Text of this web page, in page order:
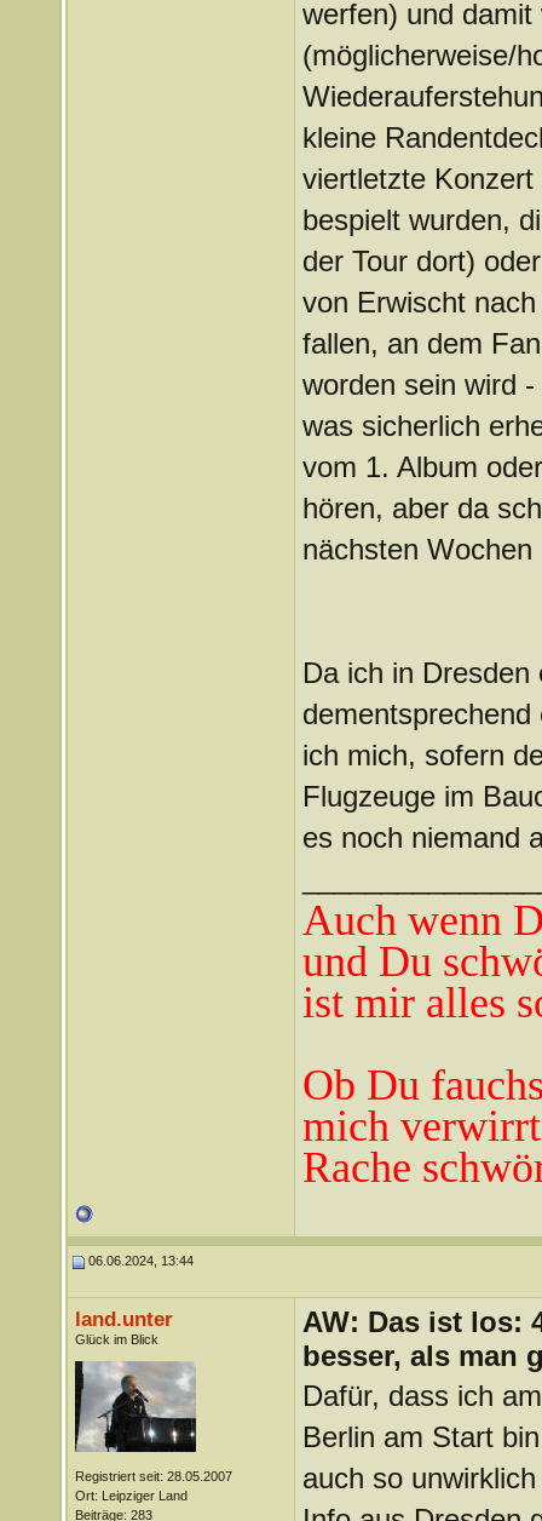
werfen) und damit
(möglicherweise/
kleine
viertletzte
bespielt wurden,
der Tour dort)
von Erwischt
fallen, an dem
worden sein wird
was sicherlich
vom 1. Album
hören, aber da
nächsten
Da ich in
ich mich, sofern
Flugzeuge im
es noch niemand
Auch wenn
und Du
ist mir alles
Ob Du
mich
Rache
06.06.2024, 13:44
land.unter
Glück im Blick
Registriert seit: 28.05.2007
Ort: Leipziger Land
Beiträge: 283
AW: Das ist los:
besser, als man
Dafür, dass ich
Berlin am Start
auch so